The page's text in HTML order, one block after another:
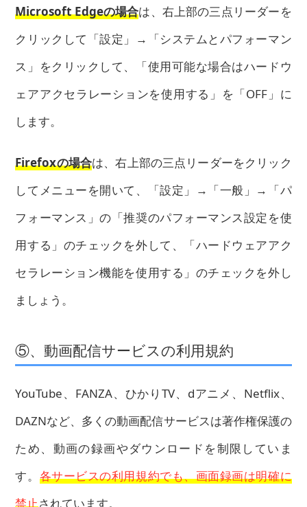
Microsoft Edgeの場合は、右上部の三点リーダーを
クリックして「設定」→「システムとパフォーマン
ス」をクリックして、「使用可能な場合はハードウ
ェアアクセラレーションを使用する」を「OFF」に
します。
Firefoxの場合は、右上部の三点リーダーをクリック
してメニューを開いて、「設定」→「一般」→「パ
フォーマンス」の「推奨のパフォーマンス設定を使
用する」のチェックを外して、「ハードウェアアク
セラレーション機能を使用する」のチェックを外し
ましょう。
⑤、動画配信サービスの利用規約
YouTube、FANZA、ひかりTV、dアニメ、Netflix、
DAZNなど、多くの動画配信サービスは著作権保護の
ため、動画の録画やダウンロードを制限していま
す。 各サービスの利用規約でも、画面録画は明確に
禁止されています。